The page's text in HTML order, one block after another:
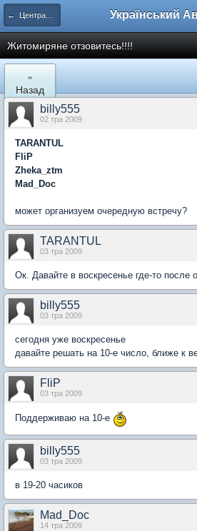
← Центральний регіон
Житомиряне отзовитесь!!!!
«
Назад
billy555
02 тра 2009
TARANTUL
FliP
Zheka_ztm
Mad_Doc
может организуем очередную встречу?
TARANTUL
03 тра 2009
Ок. Давайте в воскресенье где-то после
billy555
03 тра 2009
сегодня уже воскресенье
давайте решать на 10-е число, ближе к
FliP
03 тра 2009
Поддерживаю на 10-е
billy555
03 тра 2009
в 19-20 часиков
Mad_Doc
14 тра 2009